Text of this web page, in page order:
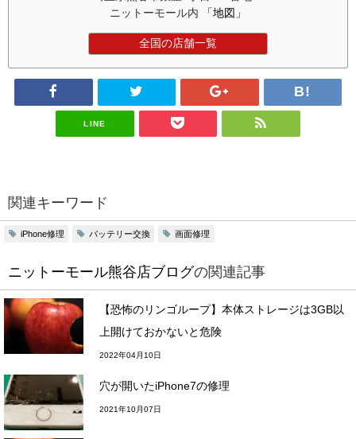
ニットーモール内
「地図」
全国の店舗一覧
LINE
関連キーワード
iPhone修理 バッテリー交換 画面修理
ニットーモール熊谷店ブログの関連記事
【恐怖のリンゴループ】本体ストレージは3GB以
上開けておかないと危険
2022年04月10日
穴が開いたiPhone7の修理
2021年10月07日